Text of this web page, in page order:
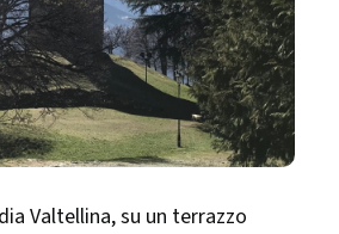
Valtellina, su un terrazzo